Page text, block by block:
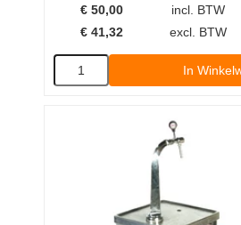
€ 50,00
incl. BTW
€ 41,32 excl. BTW
In